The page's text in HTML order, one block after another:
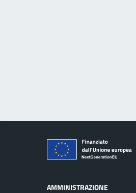
AMMINISTRAZIONE